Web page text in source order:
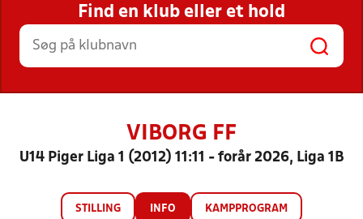
STILLINGER, RESULTATER, KLUBBER OG
HOLD
Find en klub eller et hold
VIBORG FF
U14 Piger Liga 1 (2012) 11:11 - forår 2026, Liga 1B
STILLING INFO KAMPPROGRAM